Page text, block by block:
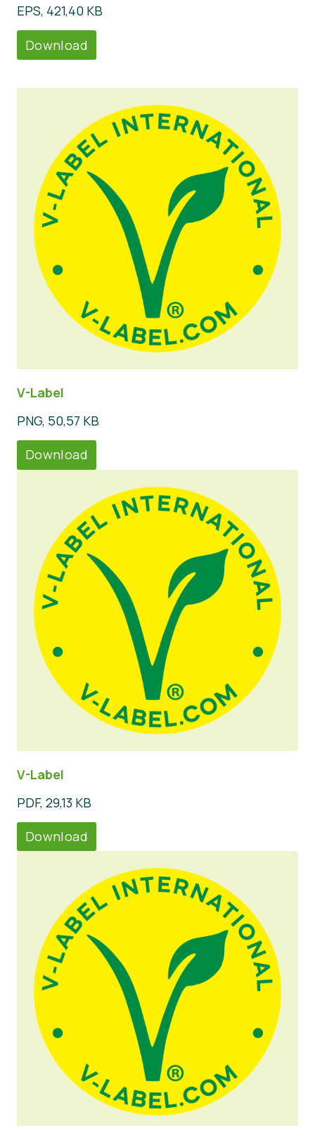
EPS, 421,40 KB
Download
V-Label
PNG, 50,57 KB
Download
V-Label
PDF, 29,13 KB
Download